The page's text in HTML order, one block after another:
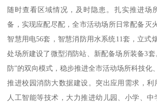
随时查看区域情况，及时隐患。扎实推进场
备，实现应配尽配，全市活动场所日常配备灭
智慧用电56套，智慧消防用水系统11套，立式
处场所建设了微型消防站、新配备场所装备3
防”的双向模式，稳步推进全市活动场所科技化
推进校园消防大数据建设。突出应用需求，利
人工智能等技术，大力推进幼儿园、小学、